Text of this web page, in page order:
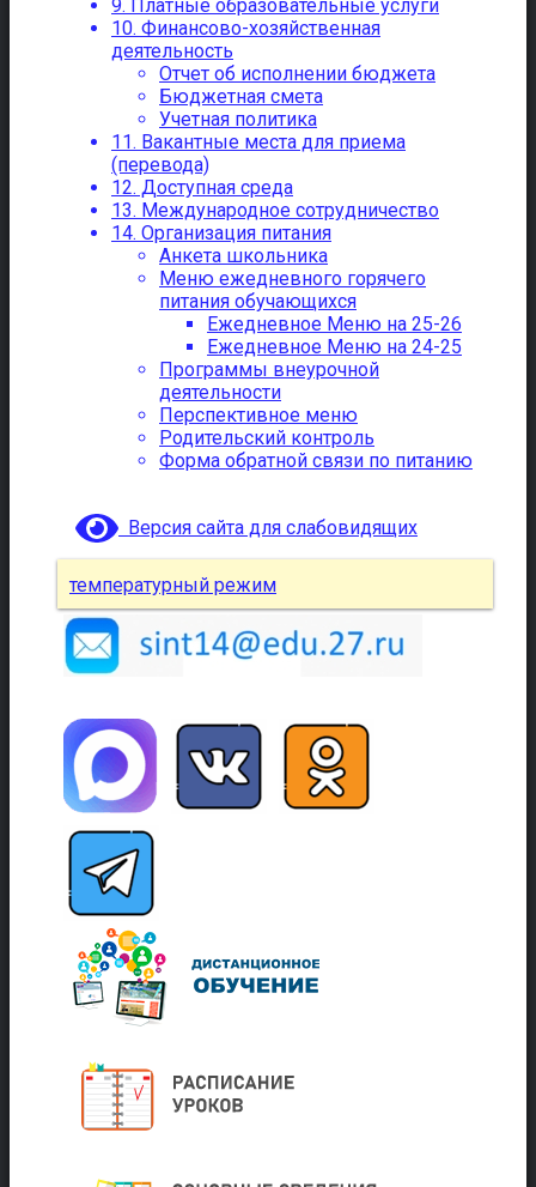
9. Платные образовательные услуги
10. Финансово-хозяйственная
деятельность
Отчет об исполнении бюджета
Бюджетная смета
Учетная политика
11. Вакантные места для приема
(перевода)
12. Доступная среда
13. Международное сотрудничество
14. Организация питания
Анкета школьника
Меню ежедневного горячего
питания обучающихся
Ежедневное Меню на 25-26
Ежедневное Меню на 24-25
Программы внеурочной
деятельности
Перспективное меню
Родительский контроль
Форма обратной связи по питанию
Версия сайта для слабовидящих
температурный режим